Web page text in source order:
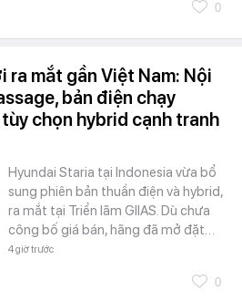
0
ra mắt gần Việt Nam: Nội
bản điện chạy
chọn hybrid cạnh tranh
Hyundai Staria tại Indonesia vừa bổ
sung phiên bản thuần điện và hybrid,
ra mắt tại Triển lãm GIIAS. Dù chưa
công bố giá bán, hãng đã mở đặt…
4 giờ trước
0